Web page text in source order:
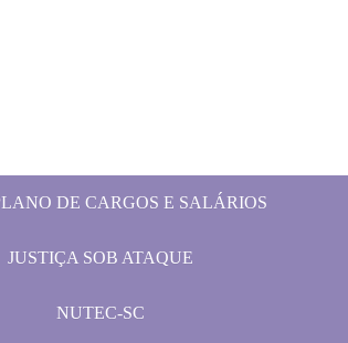
DE CARGOS E SALÁRIOS
JUSTIÇA SOB ATAQUE
NUTEC-SC